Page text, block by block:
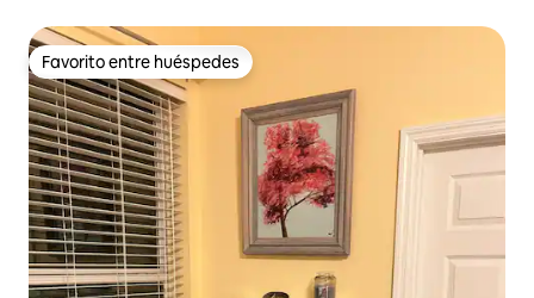
Favorito entre huéspedes
Favorito entre huéspedes